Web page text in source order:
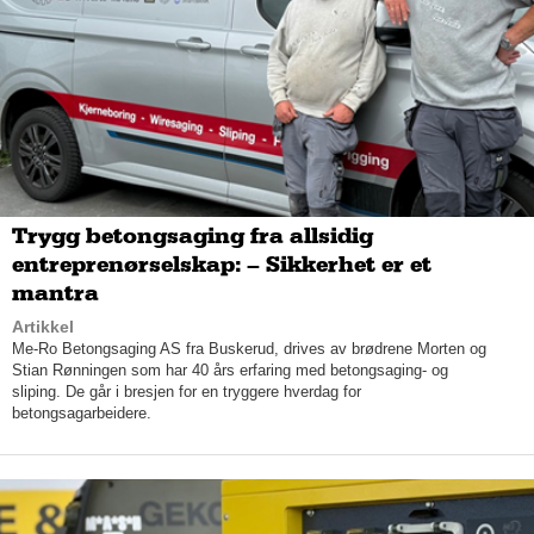
– Vi gjør alt, understreker Kenneth og utdyper: Vi monterer
veldig allsidige, og kan også ta på oss fliser og bad siden vi
havner midt imellom flere fag. Det er alltid gøy å finne nye bein
å stå på, konstaterer han med et smil.
både private og offentlige kunder. De offentlige har ofte både
lyst og mulighet til å investere i naturstein. For privatpersoner
handler det derimot ikke om
viljen til å velge et håndverk av
naturstein, men ofte prislappen.
Trygg betongsaging fra allsidig
entreprenørselskap: – Sikkerhet er et
mantra
Artikkel
Me-Ro Betongsaging AS fra Buskerud, drives av brødrene Morten og
Stian Rønningen som har 40 års erfaring med betongsaging- og
sliping. De går i bresjen for en tryggere hverdag for
betongsagarbeidere.